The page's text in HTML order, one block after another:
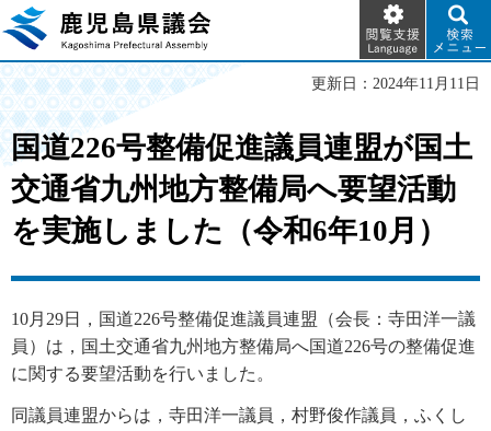
鹿児島県議会
閲覧支
援
Language
検索メ
ニュー
更新日：2024年11月11日
国道226号整備促進議員連盟が国土
交通省九州地方整備局へ要望活動
を実施しました（令和6年10月）
10月29日，国道226号整備促進議員連盟（会長：寺田洋一議
員）は，国土交通省九州地方整備局へ国道226号の整備促進
に関する要望活動を行いました。
同議員連盟からは，寺田洋一議員，村野俊作議員，ふくし